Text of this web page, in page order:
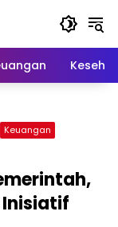
Keuangan